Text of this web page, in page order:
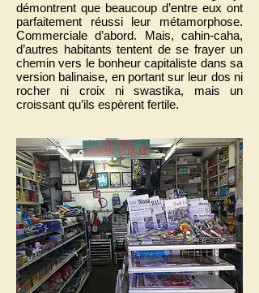
démontrent que beaucoup d’entre eux ont
parfaitement réussi leur métamorphose.
Commerciale d’abord. Mais, cahin-caha,
d’autres habitants tentent de se frayer un
chemin vers le bonheur capitaliste dans sa
version balinaise, en portant sur leur dos ni
rocher ni croix ni swastika, mais un
croissant qu’ils espèrent fertile.